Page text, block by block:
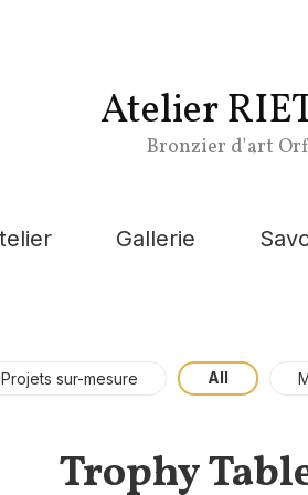
Atelier
Bronzier d'art
Gallerie
Projets sur-mesure All
Trophy